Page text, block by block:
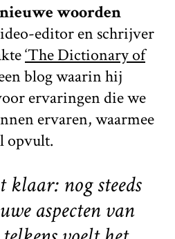
woorden
editor en schrijver
‘The Dictionary of
blog waarin hij
ervaringen die we
ervaren, waarmee
opvult.
nog steeds
aspecten van